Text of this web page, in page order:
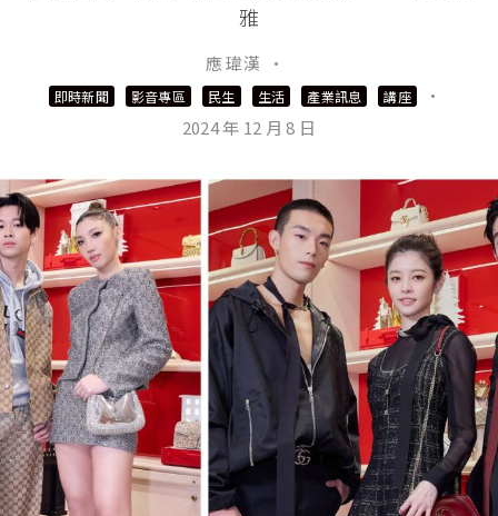
雅
應 瑋漢 ·
即時新聞 影音專區 民生 生活 產業訊息 講座
·
2024 年 12 月 8 日